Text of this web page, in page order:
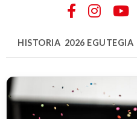
HISTORIA 2026 EGUTEGIA